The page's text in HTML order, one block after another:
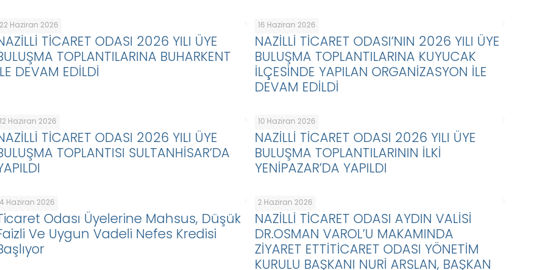
22 Haziran 2026
TİCARET ODASI 2026 YILI ÜYE
TOPLANTILARINA BUHARKENT
DEVAM EDİLDİ
16 Haziran 2026
NAZİLLİ TİCARET ODASI’NIN 2026 YILI ÜYE
BULUŞMA TOPLANTILARINA KUYUCAK
İLÇESİNDE YAPILAN ORGANİZASYON İLE
DEVAM EDİLDİ
12 Haziran 2026
TİCARET ODASI 2026 YILI ÜYE
TOPLANTISI SULTANHİSAR’DA
10 Haziran 2026
NAZİLLİ TİCARET ODASI 2026 YILI ÜYE
BULUŞMA TOPLANTILARININ İLKİ
YENİPAZAR’DA YAPILDI
4 Haziran 2026
Odası Üyelerine Mahsus, Düşük
Ve Uygun Vadeli Nefes Kredisi
2 Haziran 2026
NAZİLLİ TİCARET ODASI AYDIN VALİSİ
DR.OSMAN VAROL’U MAKAMINDA
ZİYARET ETTİTİCARET ODASI YÖNETİM
KURULU BAŞKANI NURİ ARSLAN, BAŞKAN